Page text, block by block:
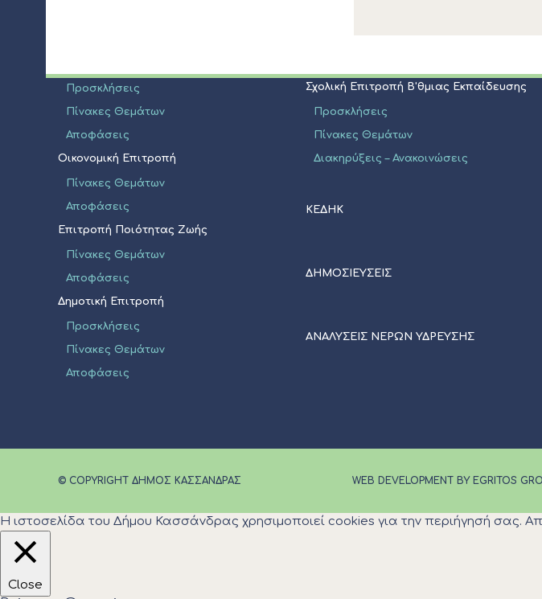
Προσκλήσεις
Πίνακες Θεμάτων
Αποφάσεις
Οικονομική Επιτροπή
Πίνακες Θεμάτων
Αποφάσεις
Επιτροπή Ποιότητας Ζωής
Πίνακες Θεμάτων
Αποφάσεις
Δημοτική Επιτροπή
Προσκλήσεις
Πίνακες Θεμάτων
Αποφάσεις
Σχολική Επιτροπή Β'θμιας Εκπαίδευσης
Προσκλήσεις
Πίνακες Θεμάτων
Διακηρύξεις – Ανακοινώσεις
ΚΕΔΗΚ
ΔΗΜΟΣΙΕΥΣΕΙΣ
ΑΝΑΛΥΣΕΙΣ ΝΕΡΩΝ ΥΔΡΕΥΣΗΣ
© COPYRIGHT ΔΗΜΟΣ ΚΑΣΣΑΝΔΡΑΣ WEB DEVELOPMENT BY EGRITOS
Η ιστοσελίδα του Δήμου Κασσάνδρας χρησιμοποιεί cookies για την περιήγησή σας.
Close